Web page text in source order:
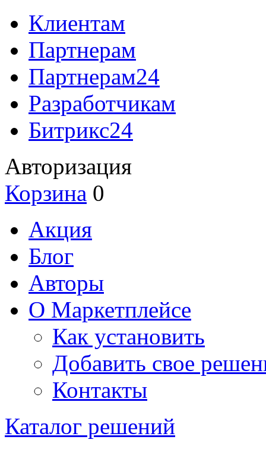
Клиентам
Партнерам
Партнерам24
Разработчикам
Битрикс24
Авторизация
Корзина 0
Акция
Блог
Авторы
О Маркетплейсе
Как установить
Добавить свое
Контакты
Каталог решений